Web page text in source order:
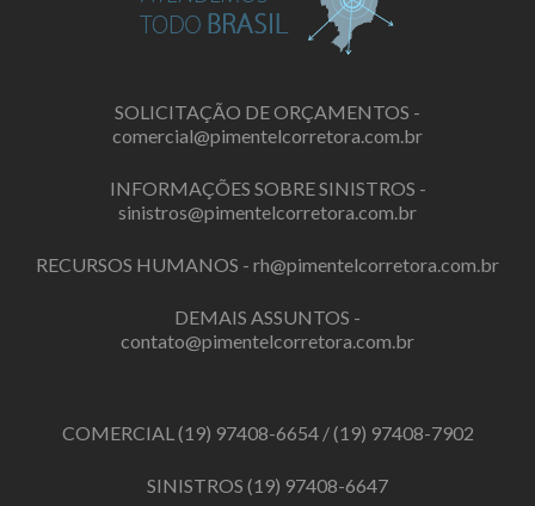
SOLICITAÇÃO DE ORÇAMENTOS -
comercial@pimentelcorretora.com.br
INFORMAÇÕES SOBRE SINISTROS -
sinistros@pimentelcorretora.com.br
RECURSOS HUMANOS - rh@pimentelcorretora.com.br
DEMAIS ASSUNTOS -
contato@pimentelcorretora.com.br
COMERCIAL(19) 97408-6654/(19) 97408-7902
SINISTROS (19) 97408-6647